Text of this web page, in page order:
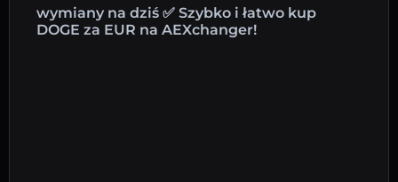
wymiany na dziś ✅ Szybko i łatwo kup
DOGE za EUR na AEXchanger!